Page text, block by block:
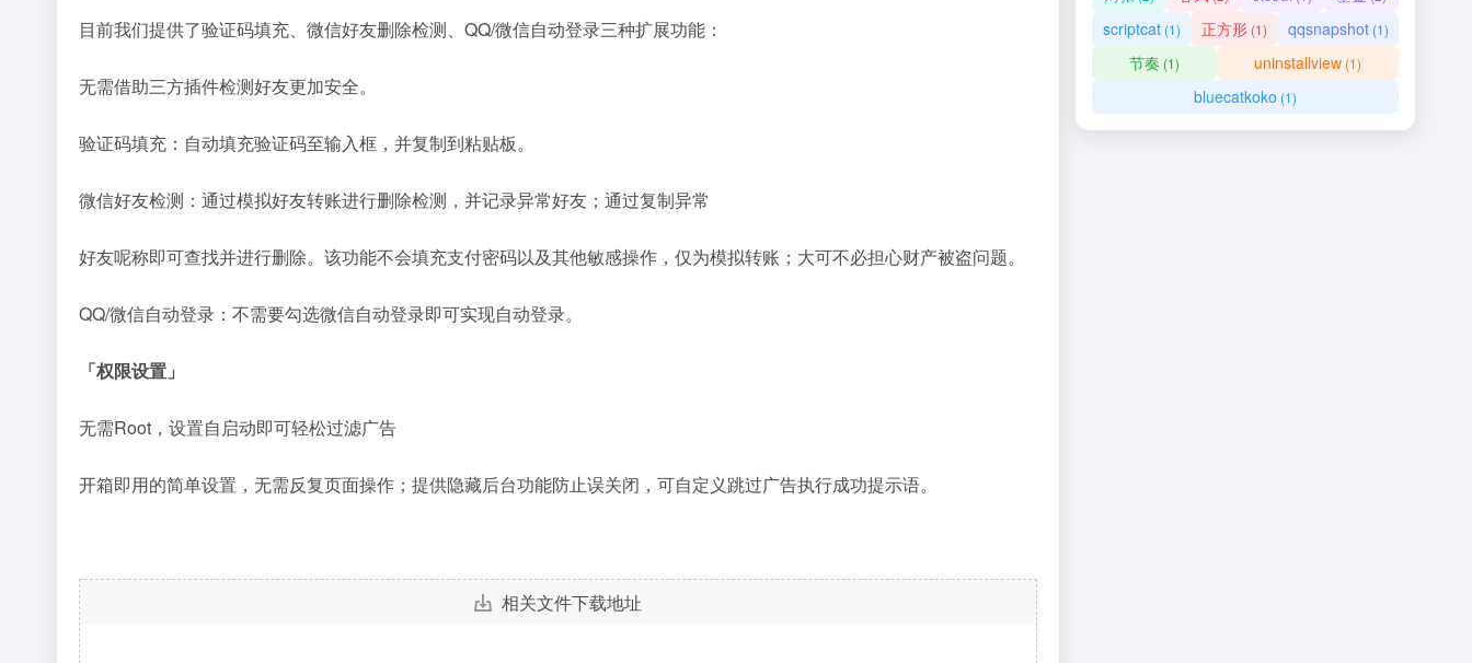
目前我们提供了验证码填充、微信好友删除检测、QQ/微信自动登录三种扩展功能：
无需借助三方插件检测好友更加安全。
验证码填充：自动填充验证码至输入框，并复制到粘贴板。
微信好友检测：通过模拟好友转账进行删除检测，并记录异常好友；通过复制异常
好友呢称即可查找并进行删除。该功能不会填充支付密码以及其他敏感操作，仅为模拟转账；大可不必担心财产被盗问题。
QQ/微信自动登录：不需要勾选微信自动登录即可实现自动登录。
「权限设置」
无需Root，设置自启动即可轻松过滤广告
开箱即用的简单设置，无需反复页面操作；提供隐藏后台功能防止误关闭，可自定义跳过广告执行成功提示语。
相关文件下载地址
scriptcat(1) 正方形(1) qqsnapshot(1)
节奏 (1) uninstallview (1)
bluecatkoko (1)